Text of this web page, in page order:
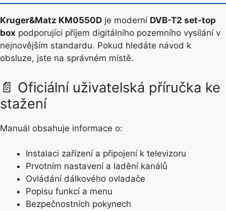
Kruger&Matz KM0550D je moderní DVB-T2 set-top
box podporující příjem digitálního pozemního vysílání v
nejnovějším standardu. Pokud hledáte návod k
obsluze, jste na správném místě.
📄 Oficiální uživatelská příručka ke
stažení
Manuál obsahuje informace o:
Instalaci zařízení a připojení k televizoru
Prvotním nastavení a ladění kanálů
Ovládání dálkového ovladače
Popisu funkcí a menu
Bezpečnostních pokynech